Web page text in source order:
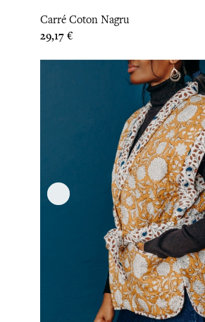
Carré Coton Nagru
Prix
29,17 €